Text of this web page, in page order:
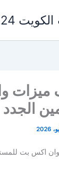
50525224
ميزات
الجدد
اكس بت